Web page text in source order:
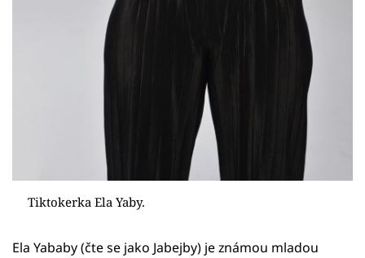
Tiktokerka Ela Yaby.
Ela Yababy (čte se jako Jabejby) je známou mladou